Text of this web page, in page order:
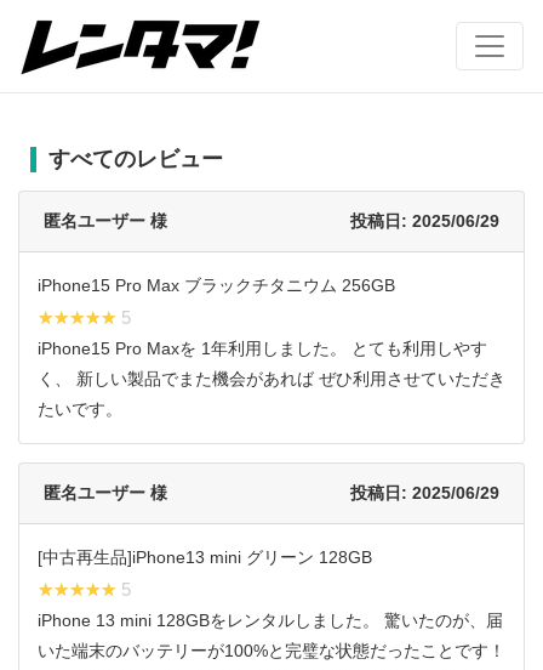
すべてのレビュー
匿名ユーザー 様 投稿日: 2025/06/29
iPhone15 Pro Max ブラックチタニウム 256GB
★★★★★
★★★★★ 5
iPhone15 Pro Maxを 1年利用しました。 とても利用しやす
く、 新しい製品でまた機会があれば ぜひ利用させていただき
たいです。
匿名ユーザー 様 投稿日: 2025/06/29
[中古再生品]iPhone13 mini グリーン 128GB
★★★★★
★★★★★ 5
iPhone 13 mini 128GBをレンタルしました。 驚いたのが、届
いた端末のバッテリーが100%と完璧な状態だったことです！